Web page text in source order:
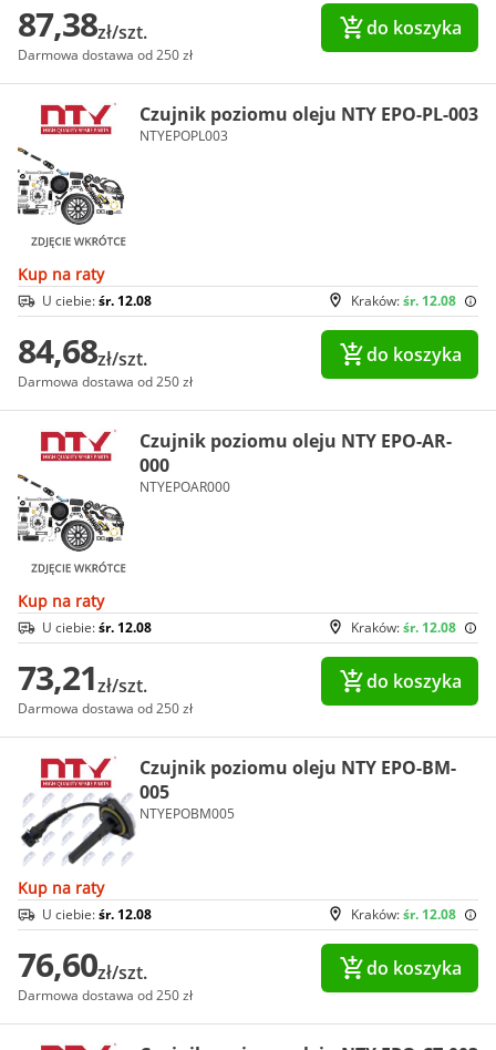
87,38zł/szt.
Darmowa dostawa od 250 zł
do koszyka
Czujnik poziomu oleju NTY EPO-PL-003
NTYEPOPL003
Kup na raty
Kraków:śr. 12.08
U ciebie:śr. 12.08
84,68zł/szt.
Darmowa dostawa od 250 zł
do koszyka
Czujnik poziomu oleju NTY EPO-AR-
000
NTYEPOAR000
Kup na raty
Kraków:śr. 12.08
U ciebie:śr. 12.08
73,21zł/szt.
Darmowa dostawa od 250 zł
do koszyka
Czujnik poziomu oleju NTY EPO-BM-
005
NTYEPOBM005
Kup na raty
Kraków:śr. 12.08
U ciebie:śr. 12.08
76,60zł/szt.
Darmowa dostawa od 250 zł
do koszyka